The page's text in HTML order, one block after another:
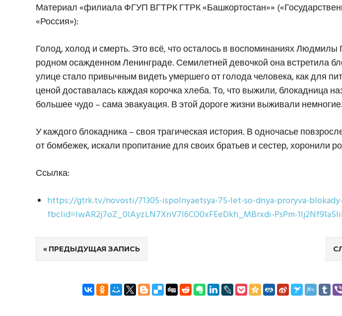
Материал «филиала ФГУП ВГТРК ГТРК «Башкортостан»»
«Россия»):
Голод, холод и смерть. Это всё, что осталось в воспоминаниях Людмилы
родном осажденном Ленинграде. Семилетней девочкой она встретила
улице стало привычным видеть умершего от голода человека, как для
ценой доставалась каждая корочка хлеба. То, что выжили, блокадница
большее чудо – сама эвакуация. В этой дороге жизни выживали немногие.
У каждого блокадника – своя трагическая история. В одночасье
от бомбежек, искали пропитание для своих братьев и сестер, хоронили
Ссылка:
https://gtrk.tv/novosti/71305-ispolnyaetsya-75-let-so-dnya-proryva-
fbclid=IwAR2j7oZ_0lAyzLN7XnV7I6CO0xFEeDkh_MBrxdi-PsPm-
Навигация
записям
ПРЕДЫДУЩАЯ ЗАПИСЬ